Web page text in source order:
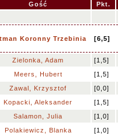
Gość Pkt.
Koronny Trzebinia [6,5]
Zielonka, Adam [1,5]
Meers, Hubert [1,5]
Zawal, Krzysztof [0,0]
Kopacki, Aleksander [1,5]
Salamon, Julia [1,0]
Polakiewicz, Blanka [1,0]